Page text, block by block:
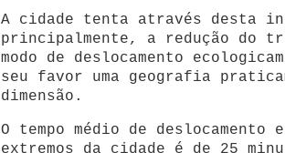
A cidade tenta através desta
principalmente, a redução do
modo de deslocamento
seu favor uma geografia
dimensão.
O tempo médio de
extremos da cidade é de 25